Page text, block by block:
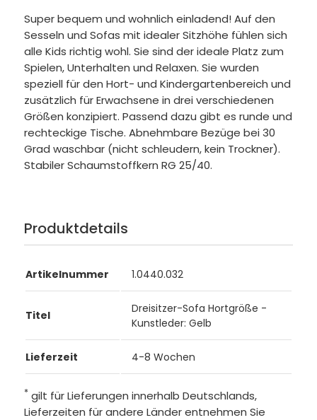
Super bequem und wohnlich einladend! Auf den
Sesseln und Sofas mit idealer Sitzhöhe fühlen sich
alle Kids richtig wohl. Sie sind der ideale Platz zum
Spielen, Unterhalten und Relaxen. Sie wurden
speziell für den Hort- und Kindergartenbereich und
zusätzlich für Erwachsene in drei verschiedenen
Größen konzipiert. Passend dazu gibt es runde und
rechteckige Tische. Abnehmbare Bezüge bei 30
Grad waschbar (nicht schleudern, kein Trockner).
Stabiler Schaumstoffkern RG 25/40.
Produktdetails
Artikelnummer 1.0440.032
Titel
Dreisitzer-Sofa Hortgröße -
Kunstleder: Gelb
Lieferzeit 4-8 Wochen
* gilt für Lieferungen innerhalb Deutschlands,
Lieferzeiten für andere Länder entnehmen Sie